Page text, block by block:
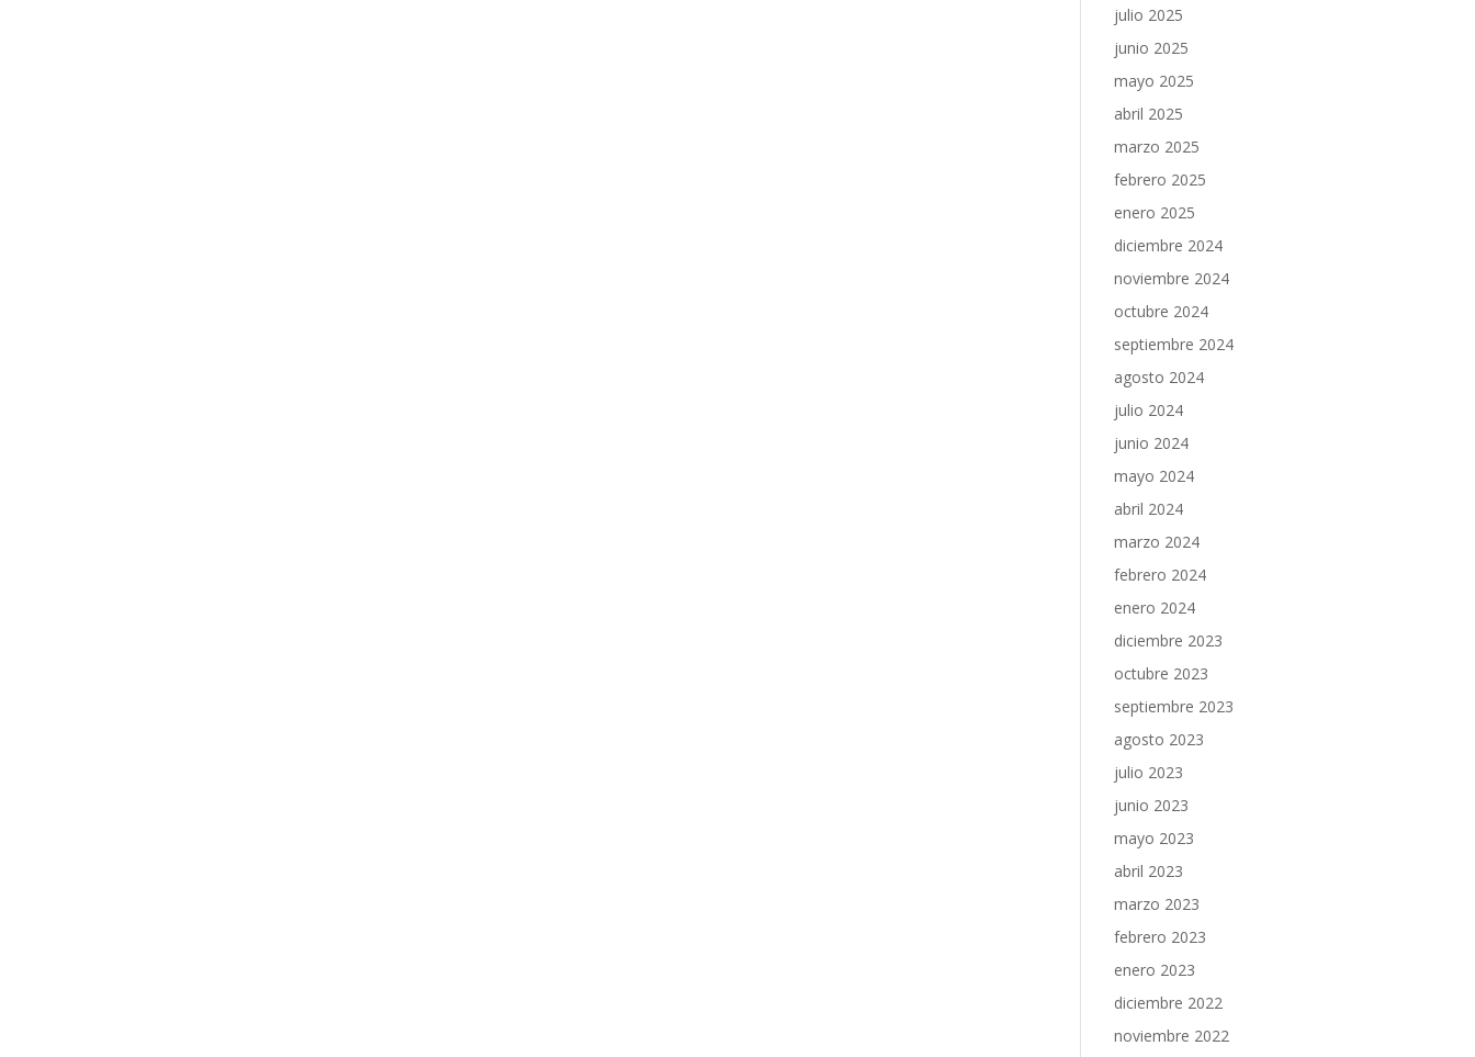
julio 2025
junio 2025
mayo 2025
abril 2025
marzo 2025
febrero 2025
enero 2025
diciembre 2024
noviembre 2024
octubre 2024
septiembre 2024
agosto 2024
julio 2024
junio 2024
mayo 2024
abril 2024
marzo 2024
febrero 2024
enero 2024
diciembre 2023
octubre 2023
septiembre 2023
agosto 2023
julio 2023
junio 2023
mayo 2023
abril 2023
marzo 2023
febrero 2023
enero 2023
diciembre 2022
noviembre 2022